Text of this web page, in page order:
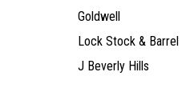
Goldwell
Lock Stock & Barrel
J Beverly Hills